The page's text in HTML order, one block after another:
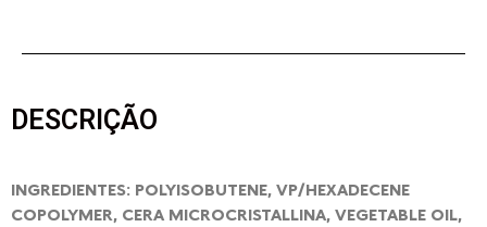
DESCRIÇÃO
INGREDIENTES: POLYISOBUTENE, VP/HEXADECENE
COPOLYMER, CERA MICROCRISTALLINA, VEGETABLE OIL,